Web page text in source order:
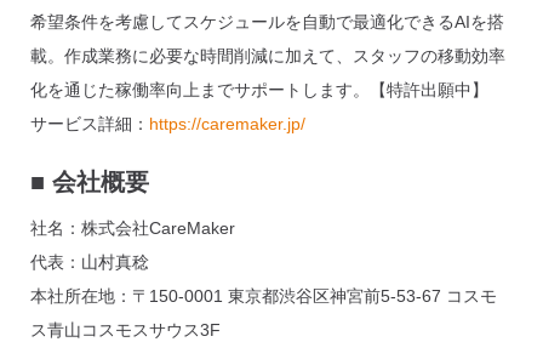
希望条件を考慮してスケジュールを自動で最適化できるAIを搭
載。作成業務に必要な時間削減に加えて、スタッフの移動効率
化を通じた稼働率向上までサポートします。【特許出願中】
サービス詳細： https://caremaker.jp/
■会社概要
社名：株式会社CareMaker
代表：山村真稔
本社所在地：〒150-0001 東京都渋谷区神宮前5-53-67 コスモ
ス青山コスモスサウス3F